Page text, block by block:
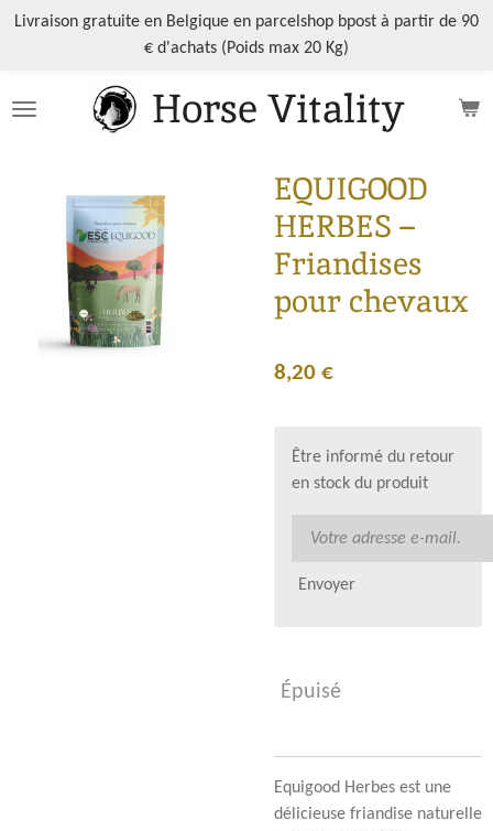
Passer
principal
Horse Vitality
Livraison gratuite en Belgique en parcelshop bpost à partir de 90
€ d'achats (Poids max 20 Kg)
EQUIGOOD
HERBES –
Friandises
pour chevaux
8,20 €
Être informé du retour
en stock du produit
Envoyer
Épuisé
Equigood Herbes est une
délicieuse friandise naturelle